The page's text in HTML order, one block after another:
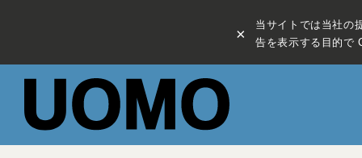
×
当サイトでは当社の
告を表示する目的で